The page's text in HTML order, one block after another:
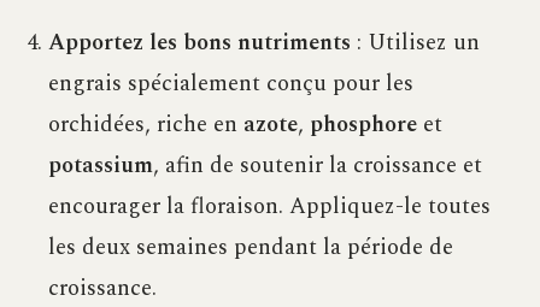
Apportez les bons nutriments : Utilisez un
engrais spécialement conçu pour les
orchidées, riche en azote, phosphore et
potassium, afin de soutenir la croissance et
encourager la floraison. Appliquez-le toutes
les deux semaines pendant la période de
croissance.